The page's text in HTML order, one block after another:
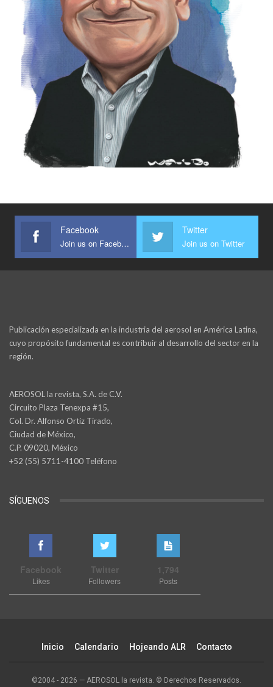
Facebook
Join us on Facebook
Twitter
Join us on Twitter
Publicación especializada en la industria del aerosol en América Latina,
cuyo propósito fundamental es contribuir al desarrollo del sector en la
región.
AEROSOL la revista, S.A. de C.V.
Circuito Plaza Tenexpa #15,
Col. Dr. Alfonso Ortiz Tirado,
Ciudad de México,
C.P. 09020, México
+52 (55) 5711-4100 Teléfono
SÍGUENOS
Facebook
Likes
Twitter
Followers
1,794
Posts
Inicio Calendario Hojeando ALR Contacto
©2004 - 2026 — AEROSOL la revista. © Derechos Reservados.